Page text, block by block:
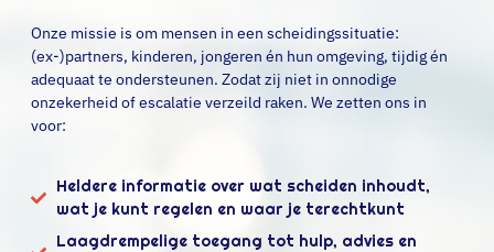
Onze missie is om mensen in een scheidingssituatie:
(ex-)partners, kinderen, jongeren én hun omgeving, tijdig én
adequaat te ondersteunen. Zodat zij niet in onnodige
onzekerheid of escalatie verzeild raken. We zetten ons in
voor:
Heldere informatie over wat scheiden inhoudt,
wat je kunt regelen en waar je terechtkunt
Laagdrempelige toegang tot hulp, advies en